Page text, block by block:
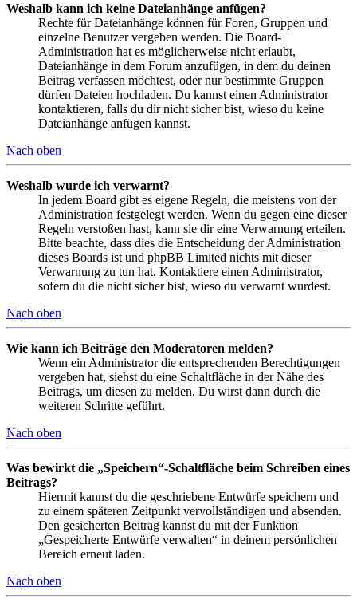
Weshalb kann ich keine Dateianhänge anfügen?
Rechte für Dateianhänge können für Foren, Gruppen und
einzelne Benutzer vergeben werden. Die Board-
Administration hat es möglicherweise nicht erlaubt,
Dateianhänge in dem Forum anzufügen, in dem du deinen
Beitrag verfassen möchtest, oder nur bestimmte Gruppen
dürfen Dateien hochladen. Du kannst einen Administrator
kontaktieren, falls du dir nicht sicher bist, wieso du keine
Dateianhänge anfügen kannst.
Nach oben
Weshalb wurde ich verwarnt?
In jedem Board gibt es eigene Regeln, die meistens von der
Administration festgelegt werden. Wenn du gegen eine dieser
Regeln verstoßen hast, kann sie dir eine Verwarnung erteilen.
Bitte beachte, dass dies die Entscheidung der Administration
dieses Boards ist und phpBB Limited nichts mit dieser
Verwarnung zu tun hat. Kontaktiere einen Administrator,
sofern du die nicht sicher bist, wieso du verwarnt wurdest.
Nach oben
Wie kann ich Beiträge den Moderatoren melden?
Wenn ein Administrator die entsprechenden Berechtigungen
vergeben hat, siehst du eine Schaltfläche in der Nähe des
Beitrags, um diesen zu melden. Du wirst dann durch die
weiteren Schritte geführt.
Nach oben
Was bewirkt die „Speichern“-Schaltfläche beim Schreiben eines
Beitrags?
Hiermit kannst du die geschriebene Entwürfe speichern und
zu einem späteren Zeitpunkt vervollständigen und absenden.
Den gesicherten Beitrag kannst du mit der Funktion
„Gespeicherte Entwürfe verwalten“ in deinem persönlichen
Bereich erneut laden.
Nach oben